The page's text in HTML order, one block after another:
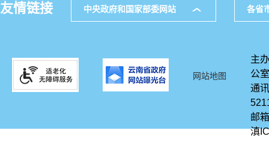
友情链接 中央政府和国家部委网站 各省
网站地图
主
公室
通
邮
滇